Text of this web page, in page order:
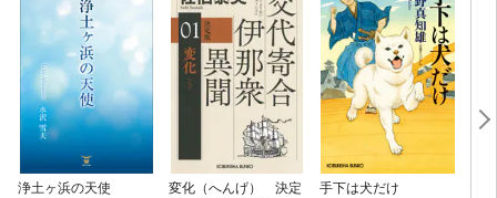
浄土ヶ浜の天使
変化（へんげ） 決定
手下は犬だけ